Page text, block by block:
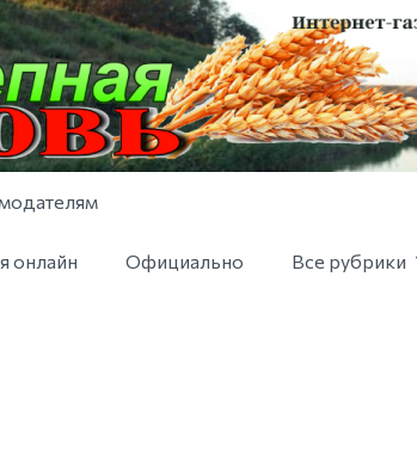
онлайн Официально Все рубрики